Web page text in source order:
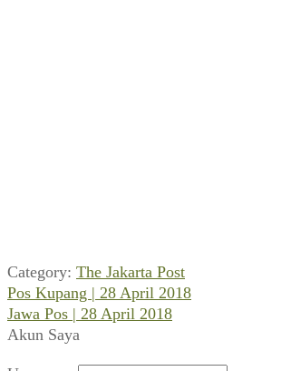
Category: The Jakarta Post
Navigasi
pos
Previous
post:
Pos Kupang | 28 April 2018
Next
post:
Jawa Pos | 28 April 2018
Akun Saya